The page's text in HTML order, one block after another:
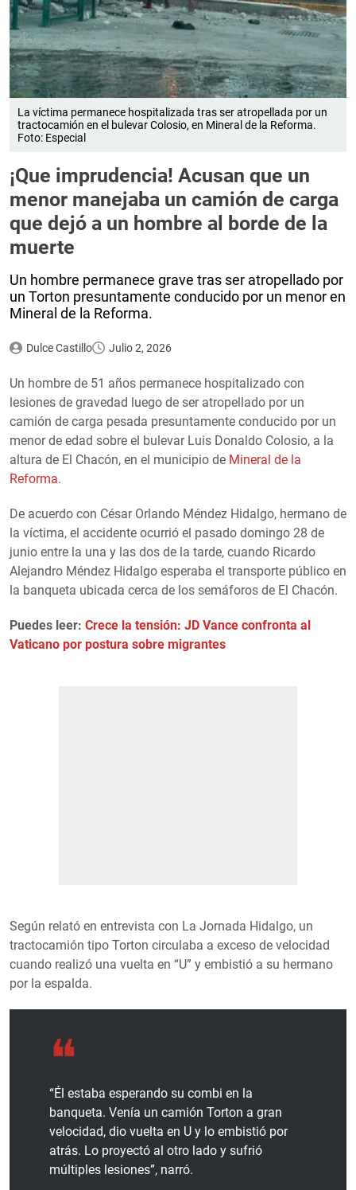
La víctima permanece hospitalizada tras ser atropellada por un
tractocamión en el bulevar Colosio, en Mineral de la Reforma.
Foto: Especial
¡Que imprudencia! Acusan que un
menor manejaba un camión de carga
que dejó a un hombre al borde de la
muerte
Un hombre permanece grave tras ser atropellado por
un Torton presuntamente conducido por un menor en
Mineral de la Reforma.
Dulce Castillo Julio 2, 2026
Un hombre de 51 años permanece hospitalizado con
lesiones de gravedad luego de ser atropellado por un
camión de carga pesada presuntamente conducido por un
menor de edad sobre el bulevar Luis Donaldo Colosio, a la
altura de El Chacón, en el municipio de Mineral de la
Reforma.
De acuerdo con César Orlando Méndez Hidalgo, hermano de
la víctima, el accidente ocurrió el pasado domingo 28 de
junio entre la una y las dos de la tarde, cuando Ricardo
Alejandro Méndez Hidalgo esperaba el transporte público en
la banqueta ubicada cerca de los semáforos de El Chacón.
Puedes leer: Crece la tensión: JD Vance confronta al
Vaticano por postura sobre migrantes
Según relató en entrevista con La Jornada Hidalgo, un
tractocamión tipo Torton circulaba a exceso de velocidad
cuando realizó una vuelta en “U” y embistió a su hermano
por la espalda.
“Él estaba esperando su combi en la
banqueta. Venía un camión Torton a gran
velocidad, dio vuelta en U y lo embistió por
atrás. Lo proyectó al otro lado y sufrió
múltiples lesiones”, narró.